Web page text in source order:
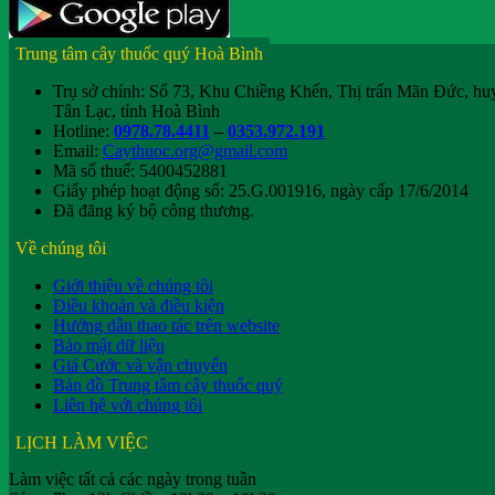
Trung tâm cây thuốc quý Hoà Bình
Trụ sở chính: Số 73, Khu Chiềng Khến, Thị trấn Mãn Đức,
Tân Lạc, tỉnh Hoà Bình
Hotline: 0978.78.4411 – 0353.972.191
Email: Caythuoc.org@gmail.com
Mã số thuế: 5400452881
Giấy phép hoạt động số: 25.G.001916, ngày cấp 17/6/2014
Đã đăng ký bộ công thương.
Về chúng tôi
Giới thiệu về chúng tôi
Điều khoản và điều kiện
Hướng dẫn thao tác trên website
Bảo mật dữ liệu
Giá Cước và vận chuyển
Bản đồ Trung tâm cây thuốc quý
Liên hệ với chúng tôi
LỊCH LÀM VIỆC
Làm việc tất cả các ngày trong tuần